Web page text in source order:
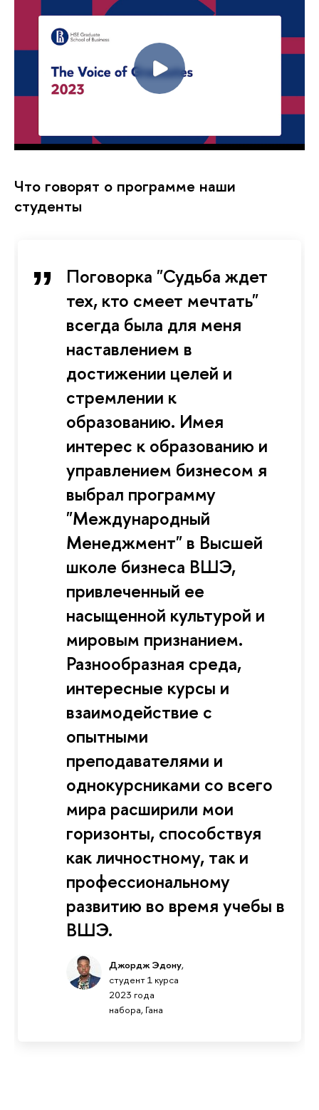
Что говорят о программе наши
студенты
Поговорка "Судьба ждет
тех, кто смеет мечтать"
всегда была для меня
наставлением в
достижении целей и
стремлении к
образованию. Имея
интерес к образованию и
управлением бизнесом я
выбрал программу
"Международный
Менеджмент" в Высшей
школе бизнеса ВШЭ,
привлеченный ее
насыщенной культурой и
мировым признанием.
Разнообразная среда,
интересные курсы и
взаимодействие с
опытными
преподавателями и
однокурсниками со всего
мира расширили мои
горизонты, способствуя
как личностному, так и
профессиональному
развитию во время учебы в
ВШЭ.
Джордж Эдону,
студент 1 курса
2023 года
набора, Гана